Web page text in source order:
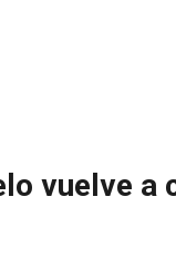
vuelve a